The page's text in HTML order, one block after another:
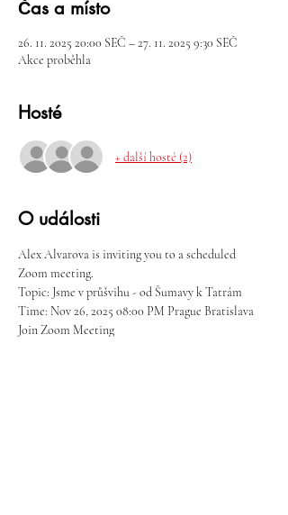
Čas a místo
26. 11. 2025 20:00 SEČ – 27. 11. 2025 9:30 SEČ
Akce proběhla
Hosté
+ další hosté (2)
O události
Alex Alvarova is inviting you to a scheduled
Zoom meeting.
Topic: Jsme v průšvihu - od Šumavy k Tatrám
Time: Nov 26, 2025 08:00 PM Prague Bratislava
Join Zoom Meeting